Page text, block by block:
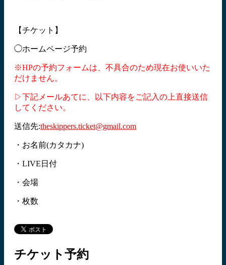
【チケット】
◯ホームページ予約
※HPの予約フォームは、不具合のため現在お使いいた
だけません。
▷下記メールあてに、以下内容をご記入の上直接送信
してください。
送信先:theskippers.ticket@gmail.com
・お名前(カタカナ)
・LIVE日付
・会場
・枚数
チケット予約